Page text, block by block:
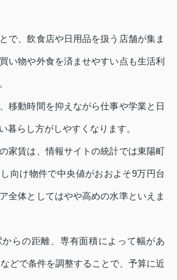
で、飲食店や日用品を扱う店舗が集ま
い物や外食を済ませやすい点も生活利
移動時間を抑えながら仕事や学業と日
暮らし方がしやすくなります。
家賃は、情報サイトの統計では東陽町
向け物件で中央値がおおよそ9万円台
全体としてはやや高めの水準といえま
らの距離、専有面積によって幅があ
どで条件を調整することで、予算に近